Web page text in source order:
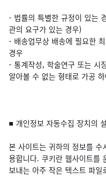
- 법률의 특별한 규정이 있는
관의 요구가 있는 경우)
- 배송업무상 배송에 필요한
경우
- 통계작성, 학술연구 또는 시
알아볼 수 없는 형태로 가공
■ 개인정보 자동수집 장치의
본 사이트는 귀하의 정보를
용합니다. 쿠키란 웹사이트를
보내는 아주 작은 텍스트 파